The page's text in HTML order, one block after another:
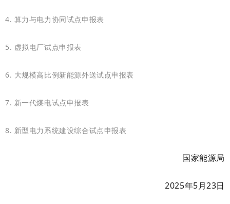
4. 算力与电力协同试点申报表
5. 虚拟电厂试点申报表
6. 大规模高比例新能源外送试点申报表
7. 新一代煤电试点申报表
8. 新型电力系统建设综合试点申报表
国家能源局
2025年5月23日